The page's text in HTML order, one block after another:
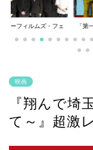
アーフィルムズ・フェ 「第
映画
『翔んで埼
て～』超激